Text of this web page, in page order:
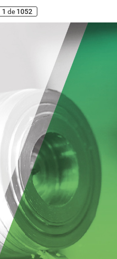
1 de 1052